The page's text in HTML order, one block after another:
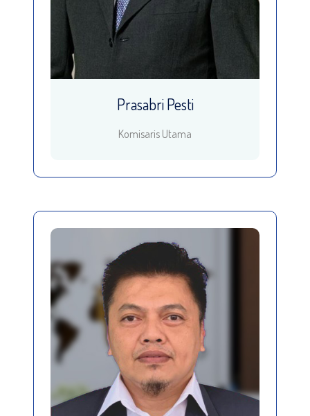
Prasabri Pesti
Komisaris Utama